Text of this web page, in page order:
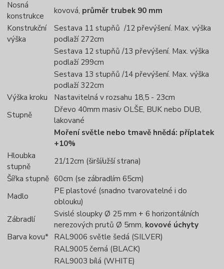
Nosná
konstrukce
kovová, průměr trubek 90 mm
Konstrukční
výška
Sestava 11 stupňů /12 převýšení. Max. výška
podlaží 272cm
Sestava 12 stupňů /13 převýšení. Max. výška
podlaží 299cm
Sestava 13 stupňů /14 převýšení. Max. výška
podlaží 322cm
Výška kroku
Nastavitelná v rozsahu 18,5 - 23cm
Stupně
Dřevo 40mm masiv OLŠE, BUK nebo DUB,
lakované
Moření světle nebo tmavě hnědá: příplatek
+10%
Hloubka
stupně
21/12cm (širší/užší strana)
Šířka stupně 60cm (se zábradlím 65cm)
Madlo
PE plastové (snadno tvarovatelné i do
oblouku)
Zábradlí
Svislé sloupky Ø 25 mm + 6 horizontálních
nerezových prutů Ø 5mm, kovové úchyty
Barva kovu* RAL9006 světle šedá (SILVER)
RAL9005 černá (BLACK)
RAL9003 bílá (WHITE)